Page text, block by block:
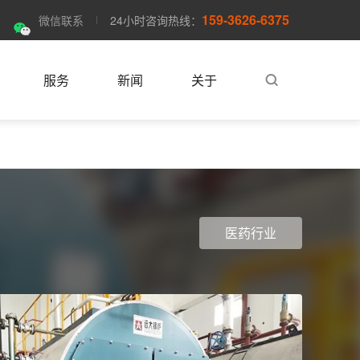
微信联系 24小时咨询热线： 159-3626-6375
服务 新闻 关于
医药行业